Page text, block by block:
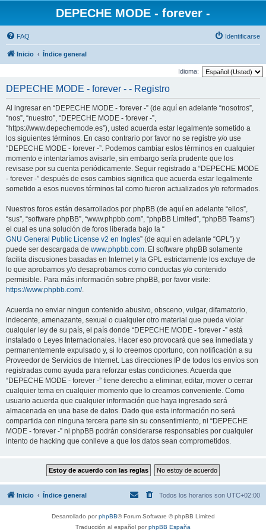
DEPECHE MODE - forever -
FAQ Identificarse
Inicio Índice general
Idioma:
DEPECHE MODE - forever - - Registro
Al ingresar en “DEPECHE MODE - forever -” (de aquí en adelante “nosotros”,
“nos”, “nuestro”, “DEPECHE MODE - forever -”,
“https://www.depechemode.es”), usted acuerda estar legalmente sometido a
los siguientes términos. En caso contrario por favor no se registre y/o use
“DEPECHE MODE - forever -”. Podemos cambiar estos términos en cualquier
momento e intentaríamos avisarle, sin embargo sería prudente que los
revisase por su cuenta periódicamente. Seguir registrado a “DEPECHE MODE
- forever -” después de esos cambios significa que acuerda estar legalmente
sometido a esos nuevos términos tal como fueron actualizados y/o reformados.
Nuestros foros están desarrollados por phpBB (de aquí en adelante “ellos”,
“sus”, “software phpBB”, “www.phpbb.com”, “phpBB Limited”, “phpBB Teams”)
el cual es una solución de foros liberada bajo la “
GNU General Public License v2 en Ingles” (de aquí en adelante “GPL”) y
puede ser descargada de www.phpbb.com. El software phpBB solamente
facilita discusiones basadas en Internet y la GPL estrictamente los excluye de
lo que aprobamos y/o desaprobamos como conductas y/o contenido
permisible. Para más información sobre phpBB, por favor visite:
https://www.phpbb.com/.
Acuerda no enviar ningun contenido abusivo, obsceno, vulgar, difamatorio,
indecente, amenazante, sexual o cualquier otro material que pueda violar
cualquier ley de su país, el país donde “DEPECHE MODE - forever -” está
instalado o Leyes Internacionales. Hacer eso provocará que sea inmediata y
permanentemente expulsado y, si lo creemos oportuno, con notificación a su
Proveedor de Servicios de Internet. Las direcciones IP de todos los envíos son
registradas como ayuda para reforzar estas condiciones. Acuerda que
“DEPECHE MODE - forever -” tiene derecho a eliminar, editar, mover o cerrar
cualquier tema en cualquier momento que lo creamos conveniente. Como
usuario acuerda que cualquier información que haya ingresado será
almacenada en una base de datos. Dado que esta información no será
compartida con ninguna tercera parte sin su consentimiento, ni “DEPECHE
MODE - forever -” ni phpBB podrán considerarse responsables por cualquier
intento de hacking que conlleve a que los datos sean comprometidos.
Inicio Índice general Todos los horarios son UTC+02:00
Desarrollado porphpBB® Forum Software © phpBB Limited
Traducción al español porphpBB España